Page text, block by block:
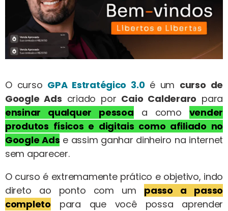
O curso GPA Estratégico 3.0é um curso de
Google Ads criado por Caio Calderaro para
ensinar qualquer pessoa a como vender
produtos físicos e digitais como afiliado no
Google Ads e assim ganhar dinheiro na internet
sem aparecer.
O curso é extremamente prático e objetivo, indo
direto ao ponto com um passo a passo
completo para que você possa aprender